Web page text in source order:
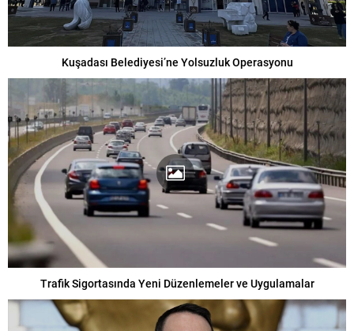
Kuşadası Belediyesi’ne Yolsuzluk Operasyonu
Trafik Sigortasında Yeni Düzenlemeler ve Uygulamalar